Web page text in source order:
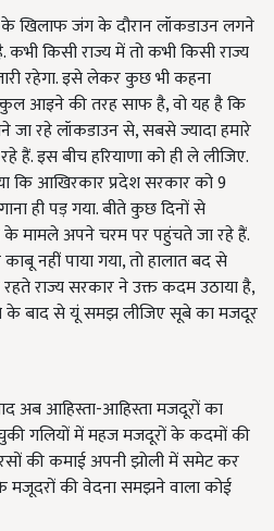
के खिलाफ जंग के दौरान लॉकडाउन लगने
किसी राज्य में तो कभी किसी राज्य
रहेगा. इसे लेकर कुछ भी कहना
आइने की तरह साफ है, वो यह है कि
रहे लॉकडाउन से, सबसे ज्यादा हमारे
हैं. इस बीच हरियाणा को ही ले लीजिए.
कि आखिरकार प्रदेश सरकार को 9
ही पड़ गया. बीते कुछ दिनों से
के मामले अपने चरम पर पहुंचते जा रहे हैं.
नहीं पाया गया, तो हालात बद से
राज्य सरकार ने उक्त कदम उठाया है,
बाद से यूं समझ लीजिए सूबे का मजदूर
अब आहिस्ता-आहिस्ता मजदूरों का
गलियों में महज मजदूरों के कदमों की
की कमाई अपनी झोली में समेट कर
मजूदरों की वेदना समझने वाला कोई